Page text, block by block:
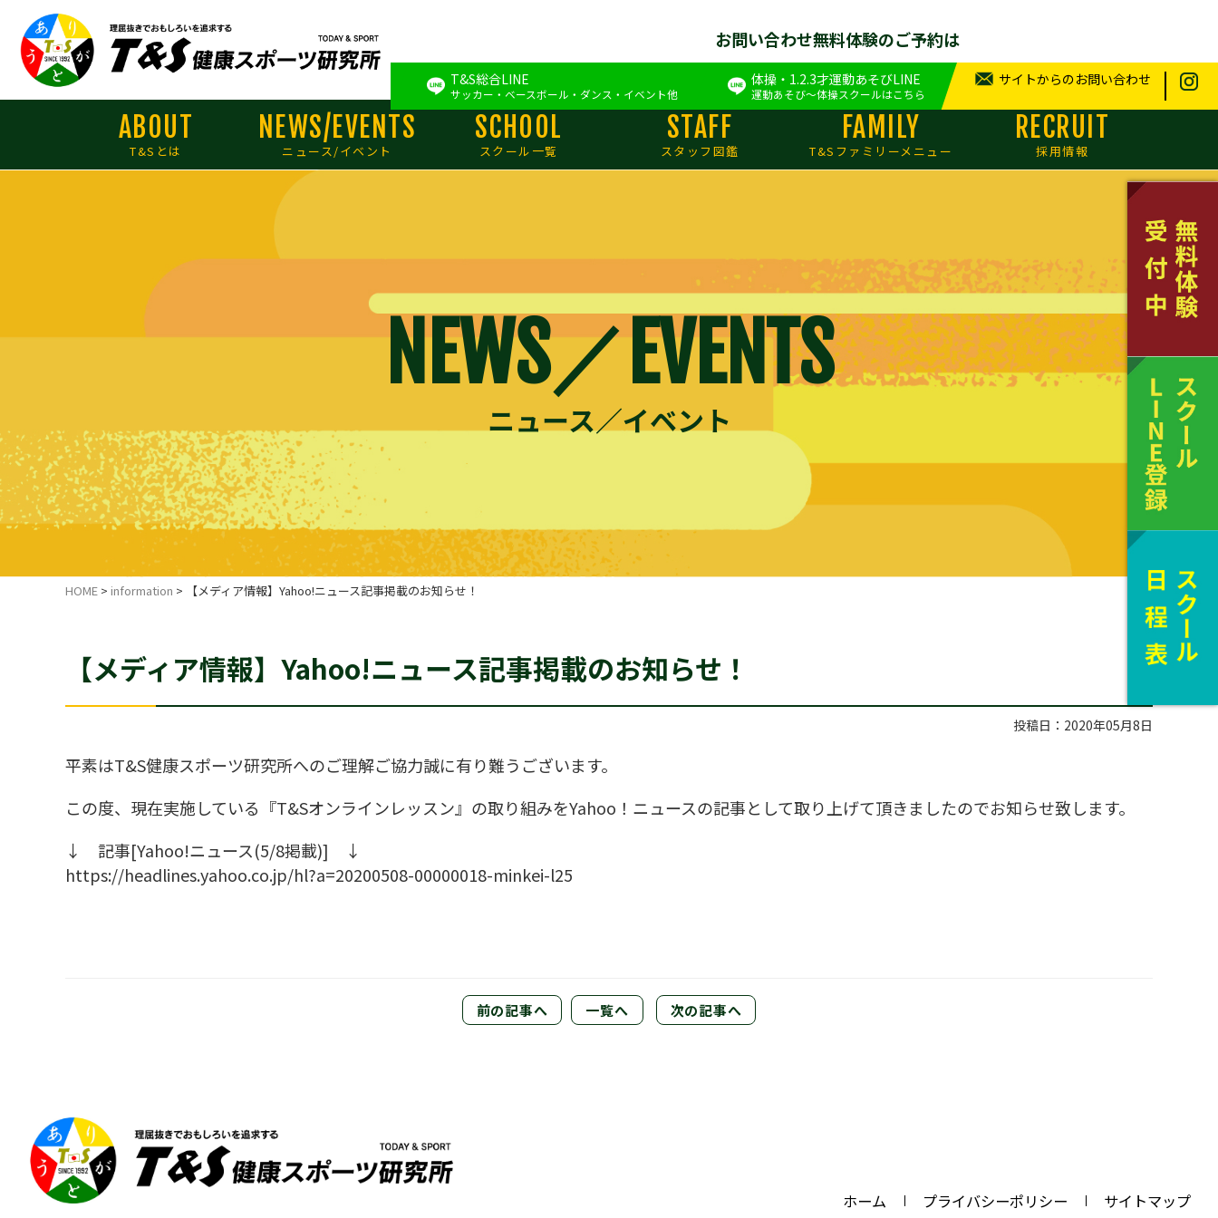
ABOUT
T&Sとは
NEWS/EVENTS
ニュース/イベント
SCHOOL
スクール一覧
STAFF
スタッフ図鑑
FAMILY
T&Sファミリーメニュー
RECRUIT
採用情報
お問い合わせ無料体験のご予約は
T&S総合LINE
サッカー・ベースボール・ダンス・イベント他
体操・1.2.3才運動あそびLINE
運動あそび～体操スクールはこちら
サイトからのお問い合わせ
NEWS／EVENTS
ニュース／イベント
HOME > information > 【メディア情報】Yahoo!ニュース記事掲載のお知らせ！
【メディア情報】Yahoo!ニュース記事掲載のお知らせ！
投稿日：2020年05月8日
平素はT&S健康スポーツ研究所へのご理解ご協力誠に有り難うございます。
この度、現在実施している『T&Sオンラインレッスン』の取り組みをYahoo！ニュースの記事として取り上げて頂きましたのでお知らせ致します。
↓ 記事[Yahoo!ニュース(5/8掲載)] ↓
https://headlines.yahoo.co.jp/hl?a=20200508-00000018-minkei-l25
前の記事へ 一覧へ 次の記事へ
ホーム プライバシーポリシー サイトマップ